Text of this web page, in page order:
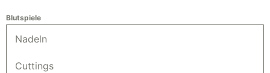
Blutspiele
Nadeln
Cuttings